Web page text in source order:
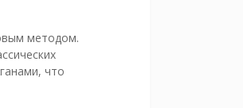
методом.
что